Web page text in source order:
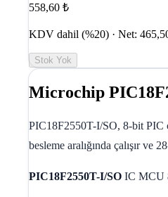
558,60 ₺
KDV dahil (%20) · Net:
Stok Yok
Microchip
PIC18F2550T-I/SO, 8-bit PIC
besleme aralığında çalışır ve
PIC18F2550T-I/SO IC MCU